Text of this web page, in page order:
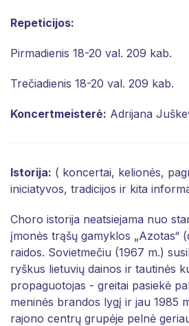
Repeticijos:
Pirmadienis 18-20 val. 209 kab.
Trečiadienis 18-20 val. 209 kab.
Koncertmeisterė: Adrijana
Istorija: ( koncertai, kelionės,
iniciatyvos, tradicijos ir kita
Choro istorija neatsiejama nuo
įmonės trąšų gamyklos „Azotas“
raidos. Sovietmečiu (1967 m.)
ryškus lietuvių dainos ir tautinės
propaguotojas - greitai pasiekė
meninės brandos lygį ir jau 1985
rajono centrų grupėje pelnė